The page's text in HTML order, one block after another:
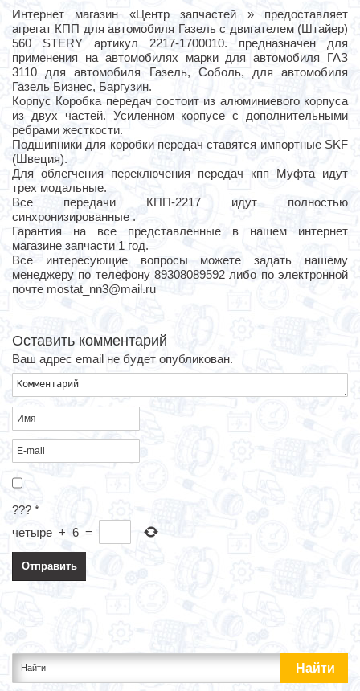
Интернет магазин «Центр запчастей » предоставляет
агрегат КПП для автомобиля Газель с двигателем (Штайер)
560 STERY артикул 2217-1700010. предназначен для
применения на автомобилях марки для автомобиля ГАЗ
3110 для автомобиля Газель, Соболь, для автомобиля
Газель Бизнес, Баргузин.
Корпус Коробка передач состоит из алюминиевого корпуса
из двух частей. Усиленном корпусе с дополнительными
ребрами жесткости.
Подшипники для коробки передач ставятся импортные SKF
(Швеция).
Для облегчения переключения передач кпп Муфта идут
трех модальные.
Все передачи КПП-2217 идут полностью
синхронизированные .
Гарантия на все представленные в нашем интернет
магазине запчасти 1 год.
Все интересующие вопросы можете задать нашему
менеджеру по телефону 89308089592 либо по электронной
почте mostat_nn3@mail.ru
Оставить комментарий
Ваш адрес email не будет опубликован.
??? *
четыре + 6 =